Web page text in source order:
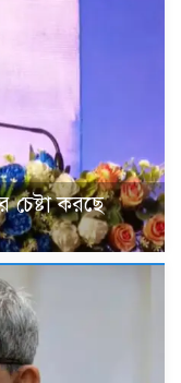
চেষ্টা করছে